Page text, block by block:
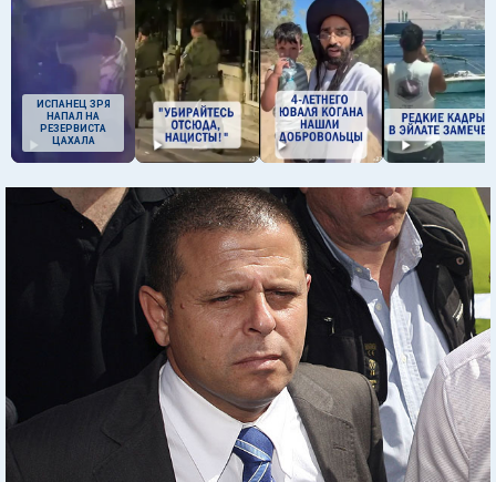
ИСПАНЕЦ ЗРЯ
НАПАЛ НА
РЕЗЕРВИСТА
ЦАХАЛА